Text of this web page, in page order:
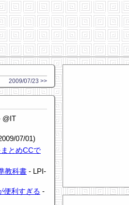
2009/07/23 >>
@IT
07/01)
とめCCで
教科書 - LPI-
便利すぎる -